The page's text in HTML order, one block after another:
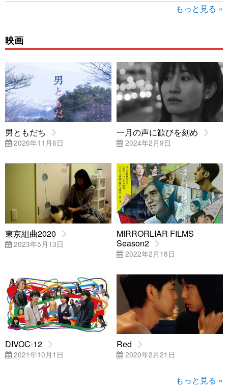
もっと見る »
映画
男ともだち
2026年11月6日
一月の声に歓びを刻め
2024年2月9日
東京組曲2020
2023年5月13日
MIRRORLIAR FILMS
Season2
2022年2月18日
DIVOC-12
2021年10月1日
Red
2020年2月21日
もっと見る »